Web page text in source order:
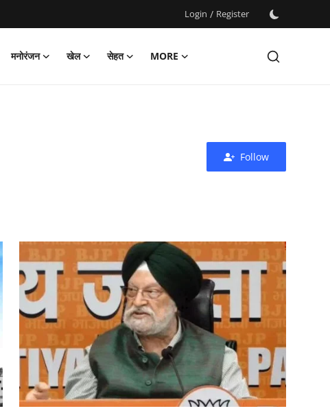
Login / Register
मनोरंजन खेल सेहत
MORE
Follow